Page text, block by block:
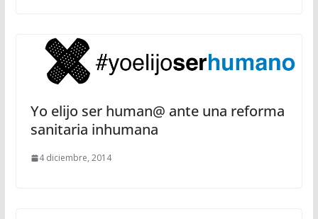
Yo elijo ser human@ ante una reforma
sanitaria inhumana
4 diciembre, 2014